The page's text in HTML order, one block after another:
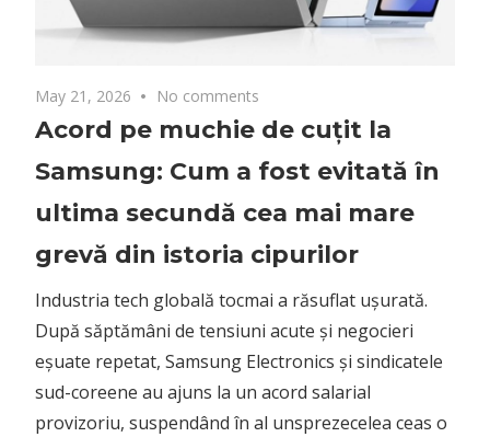
May 21, 2026 No comments
Acord pe muchie de cuțit la
Samsung: Cum a fost evitată în
ultima secundă cea mai mare
grevă din istoria cipurilor
Industria tech globală tocmai a răsuflat ușurată.
După săptămâni de tensiuni acute și negocieri
eșuate repetat, Samsung Electronics și sindicatele
sud-coreene au ajuns la un acord salarial
provizoriu, suspendând în al unsprezecelea ceas o